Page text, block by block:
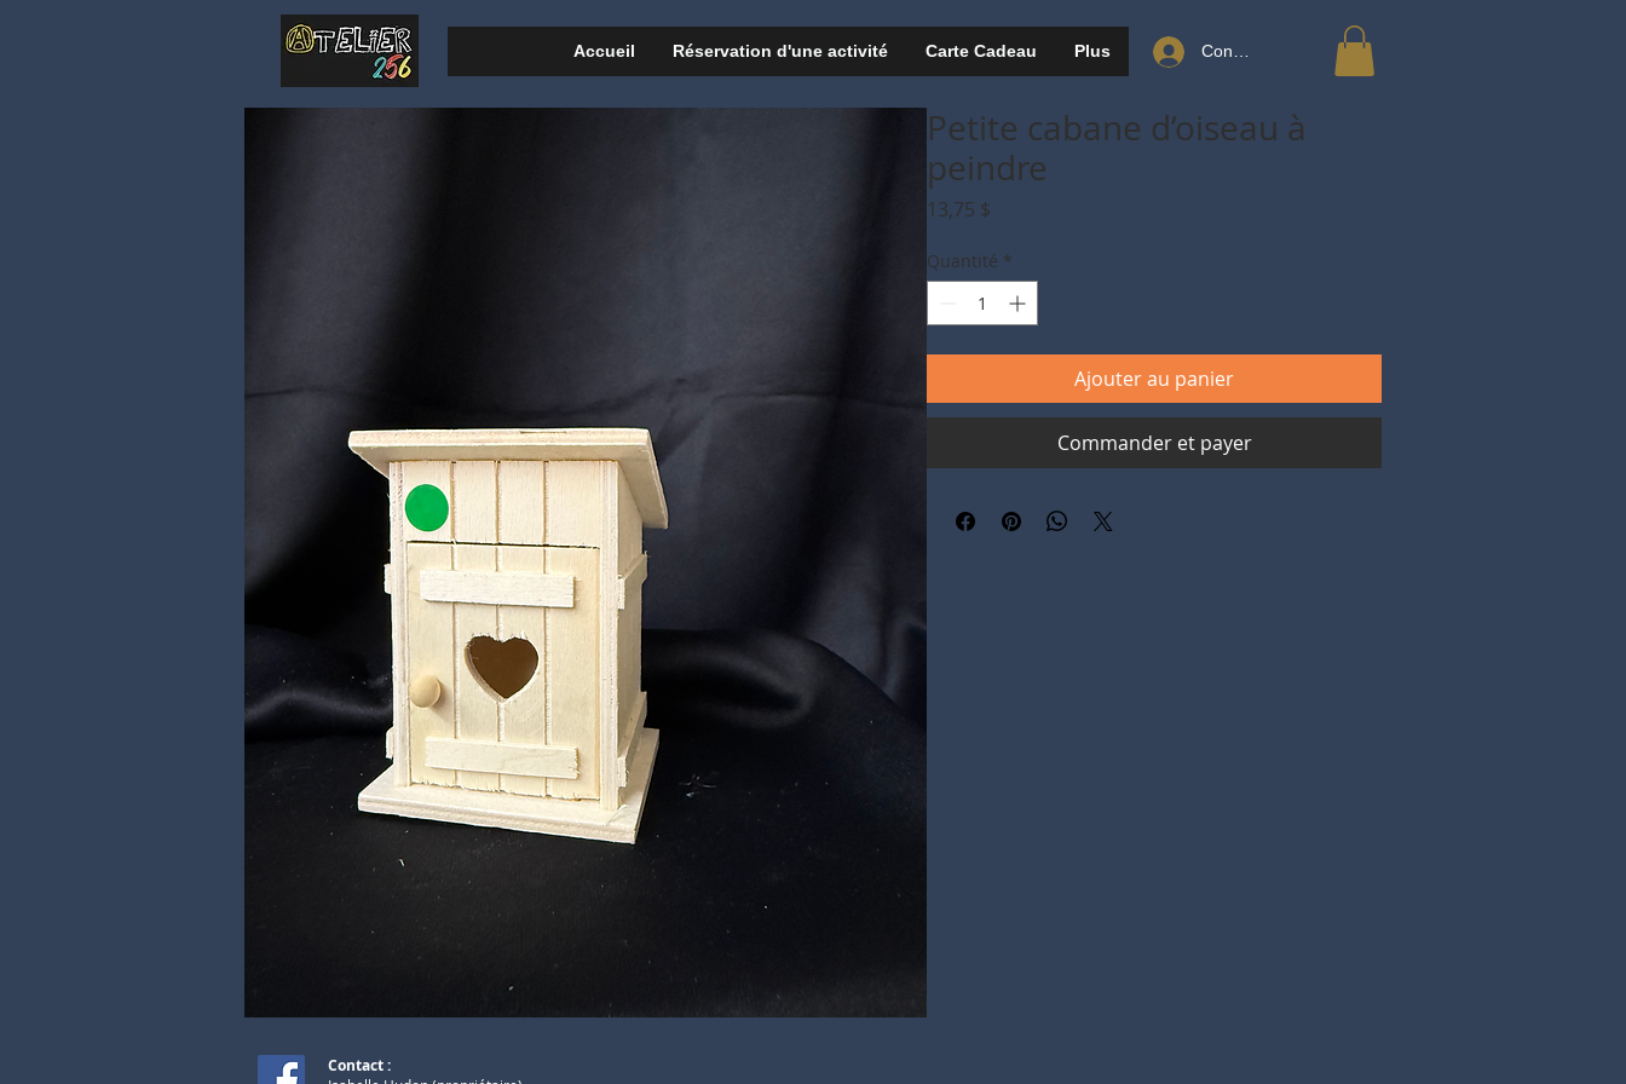
Accueil Réservation d'une activité Carte Cadeau Plus Connexion
Petite cabane d’oiseau à
peindre
13,75 $
Quantité *
Ajouter au panier
Commander et payer
Contact :